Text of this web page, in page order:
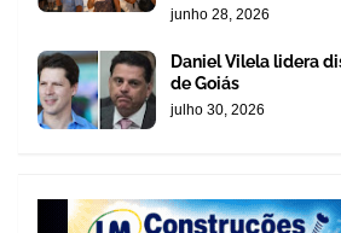
junho 28, 2026
Daniel Vilela lidera
de Goiás
julho 30, 2026